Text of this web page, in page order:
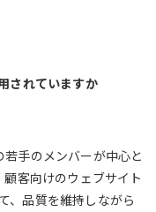
されていますか
手のメンバーが中心と
客向けのウェブサイト
、品質を維持しながら